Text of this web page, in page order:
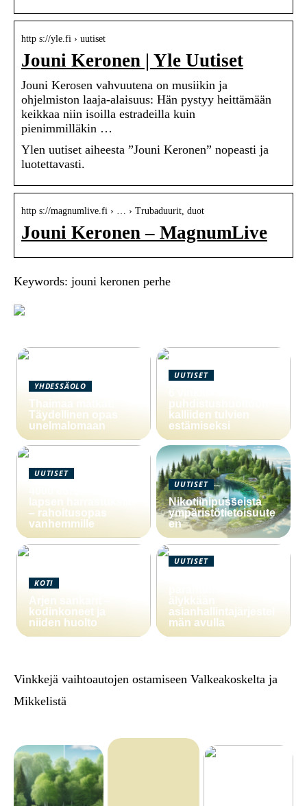
http s://yle.fi › uutiset
Jouni Keronen | Yle Uutiset
Jouni Kerosen vahvuutena on musiikin ja
ohjelmiston laaja-alaisuus: Hän pystyy heittämään
keikkaa niin isoilla estradeilla kuin
pienimmilläkin …
Ylen uutiset aiheesta ”Jouni Keronen” nopeasti ja
luotettavasti.
http s://magnumlive.fi › … › Trubaduurit, duot
Jouni Keronen – MagnumLive
Keywords: jouni keronen perhe
YHDESSÄOLO
Thaimaa matkat:
Täydellinen opas
unelmalomaan
UUTISET
puhdistushuoltoon
kalliiden tulvien
estämiseksi
UUTISET
lapsen harrastuksiin
– rahoitusopas
vanhemmille
UUTISET
Nikotiinipusseista
ympäristötietoisuute
en
KOTI
Arjen sankarit –
kodinkoneet ja
niiden huolto
UUTISET
älykkään
asianhallintajärjestel
män avulla
Vinkkejä vaihtoautojen ostamiseen Valkeakoskelta ja
Mikkelistä